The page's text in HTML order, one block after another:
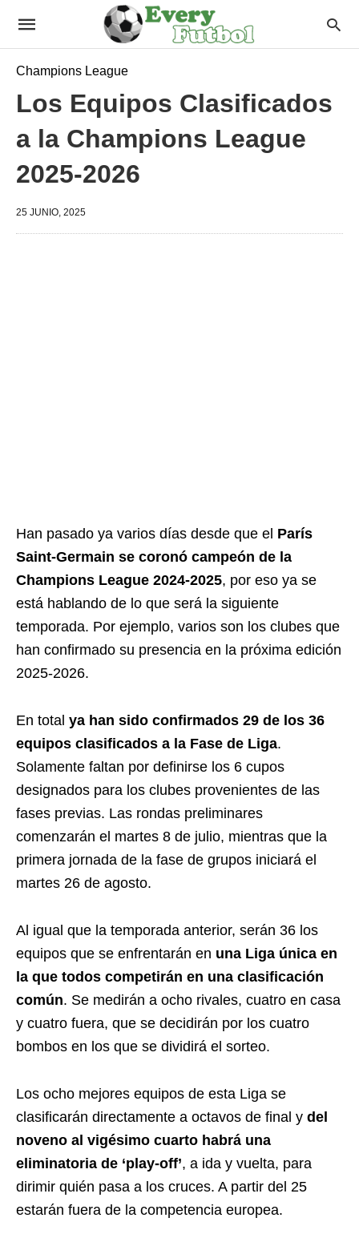
Champions League
Los Equipos Clasificados
a la Champions League
2025-2026
25 JUNIO, 2025
Han pasado ya varios días desde que el París
Saint-Germain se coronó campeón de la
Champions League 2024-2025, por eso ya se
está hablando de lo que será la siguiente
temporada. Por ejemplo, varios son los clubes que
han confirmado su presencia en la próxima edición
2025-2026.
En total ya han sido confirmados 29 de los 36
equipos clasificados a la Fase de Liga.
Solamente faltan por definirse los 6 cupos
designados para los clubes provenientes de las
fases previas. Las rondas preliminares
comenzarán el martes 8 de julio, mientras que la
primera jornada de la fase de grupos iniciará el
martes 26 de agosto.
Al igual que la temporada anterior, serán 36 los
equipos que se enfrentarán en una Liga única en
la que todos competirán en una clasificación
común. Se medirán a ocho rivales, cuatro en casa
y cuatro fuera, que se decidirán por los cuatro
bombos en los que se dividirá el sorteo.
Los ocho mejores equipos de esta Liga se
clasificarán directamente a octavos de final y del
noveno al vigésimo cuarto habrá una
eliminatoria de ‘play-off’, a ida y vuelta, para
dirimir quién pasa a los cruces. A partir del 25
estarán fuera de la competencia europea.